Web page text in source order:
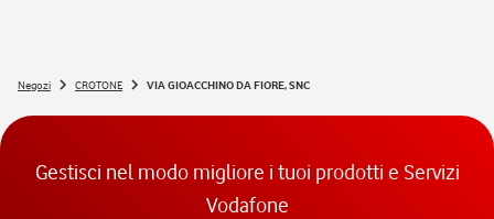
Negozi CROTONE VIA GIOACCHINO DA FIORE, SNC
Gestisci nel modo migliore i tuoi prodotti e Servizi
Vodafone